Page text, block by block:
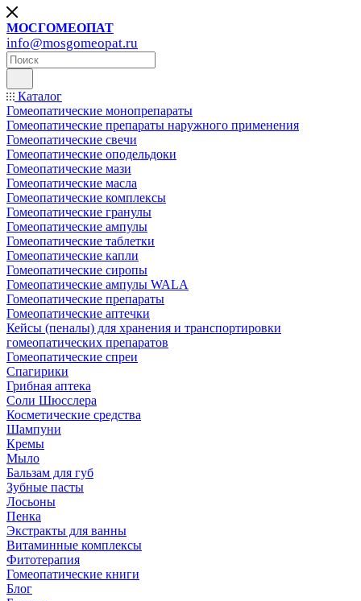
МОСГОМЕОПАТ
info@mosgomeopat.ru
Каталог
Гомеопатические монопрепараты
Гомеопатические препараты наружного применения
Гомеопатические свечи
Гомеопатические оподельдоки
Гомеопатические мази
Гомеопатические масла
Гомеопатические комплексы
Гомеопатические гранулы
Гомеопатические ампулы
Гомеопатические таблетки
Гомеопатические капли
Гомеопатические сиропы
Гомеопатические ампулы WALA
Гомеопатические препараты
Гомеопатические аптечки
Кейсы (пеналы) для хранения и транспортировки
гомеопатических препаратов
Гомеопатические спреи
Спагирики
Грибная аптека
Соли Шюсслера
Косметические средства
Шампуни
Кремы
Мыло
Бальзам для губ
Зубные пасты
Лосьоны
Пенка
Экстракты для ванны
Витаминные комплексы
Фитотерапия
Гомеопатические книги
Блог